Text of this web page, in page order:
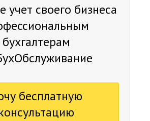
учет своего бизнеса
бухгалтерам
бесплатную